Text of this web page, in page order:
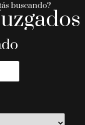
buscando?